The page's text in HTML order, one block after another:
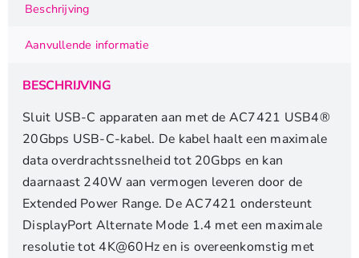
|
USB-
USB-
C
1m
|
Zwart
aantal
Beschrijving
Aanvullende informatie
BESCHRIJVING
Sluit USB-C apparaten aan met de AC7421 USB4®
20Gbps USB-C-kabel. De kabel haalt een maximale
data overdrachtssnelheid tot 20Gbps en kan
daarnaast 240W aan vermogen leveren door de
Extended Power Range. De AC7421 ondersteunt
DisplayPort Alternate Mode 1.4 met een maximale
resolutie tot 4K@60Hz en is overeenkomstig met